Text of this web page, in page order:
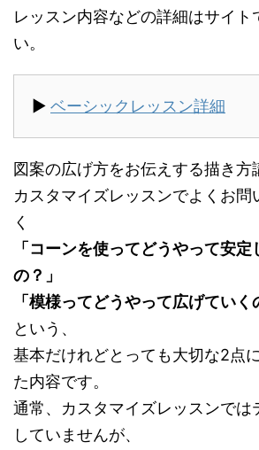
レッスン内容などの詳細はサイト
い。
▶︎ ベーシックレッスン詳細
図案の広げ方をお伝えする描き方
カスタマイズレッスンでよくお問
く
「コーンを使ってどうやって安定
の？」
「模様ってどうやって広げていく
という、
基本だけれどとっても大切な2点
た内容です。
通常、カスタマイズレッスンでは
していませんが、